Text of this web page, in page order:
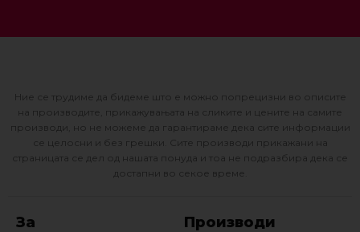
Ние се трудиме да бидеме што е можно попрецизни во описите
на производите, прикажувањата на сликите и цените на самите
производи, но не можеме да гарантираме дека сите информации
се целосни и без грешки. Сите производи прикажани на
страницата се дел од нашата понуда и тоа не подразбира дека се
достапни во секое време.
За
Производи